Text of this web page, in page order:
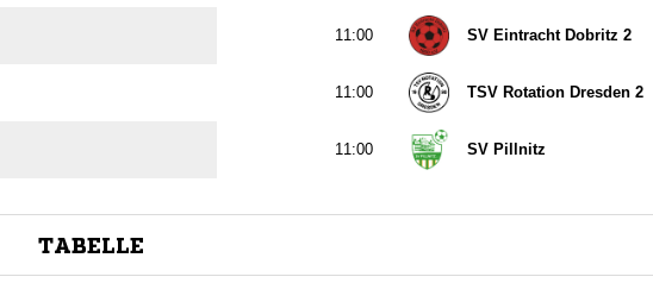
 SV Eintracht Dobritz 2
 TSV Rotation Dresden 2
 SV Pillnitz
TABELLE